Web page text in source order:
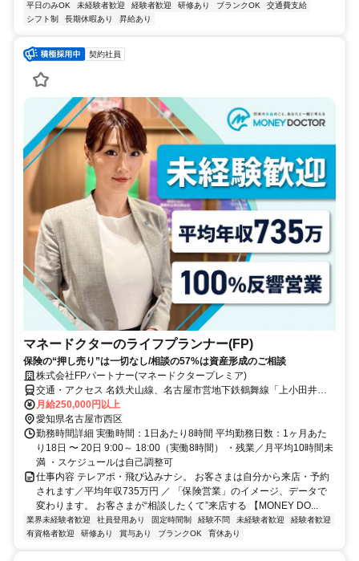
平日のみOK
未経験者歓迎 経験者歓迎 研修あり ブランクOK
交通費支給
シフト制
長期休暇あり 昇給あり
契約社員
マネードクターのライフプランナー(FP)
保険の“押し売り”は一切なし/相談の57%は資産形成のご相談
株式会社FPパートナー(マネードクタープレミア)
交通・アクセス 名鉄犬山線、名古屋市営地下鉄鶴舞線「上小田井
駅」より徒歩6分
月給250,000円以上
愛知県名古屋市西区
勤務時間詳細 実働時間：1日あたり8時間 平均勤務日数：1ヶ月あた
り18日 〜 20日 9:00～ 18:00（実働8時間） ・残業／月平均10時間未
満 ・スケジュールは自己調整可
仕事内容 テレアポ・飛び込みナシ。 お客さまは自分から来店・予約
されます／平均年収735万円 ／ 「保険営業」のイメージ、データで
変わります。 お客さまが“相談したくて”来店する 【MONEY DO...
業界未経験者歓迎 社員登用あり 固定時間制 経験不問 未経験者歓迎
経験者歓迎
有資格者歓迎
研修あり 賞与あり ブランクOK 育休あり